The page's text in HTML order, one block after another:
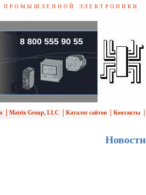
промышленной электроники
8 800 555 90 55
Matrix Group, LLC Каталог сайтов
Контакты
Новости